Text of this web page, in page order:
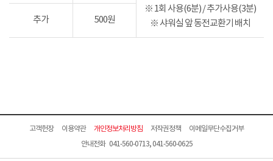
※ 1회 사용(6분) / 추가사용(3분)
※ 샤워실 앞 동전교환기 배치
추가 500원
고객헌장 이용약관 개인정보처리방침 저작권정책
이메일무단수집거부
안내전화 041-560-0713, 041-560-0625